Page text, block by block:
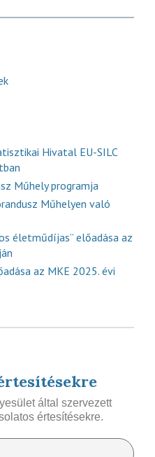
Hivatal EU-SILC
Műhely programja
Műhelyen való
életműdíjas” előadása az
az MKE 2025. évi
által szervezett
értesítésekre.